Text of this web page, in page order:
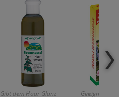
Gibt dem Haar Glanz
Geeignet für